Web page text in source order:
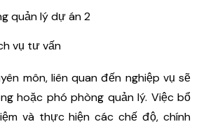
quản lý dự án 2
vụ tư vấn
môn, liên quan đến nghiệp vụ sẽ
hoặc phó phòng quản lý. Việc bổ
và thực hiện các chế độ, chính